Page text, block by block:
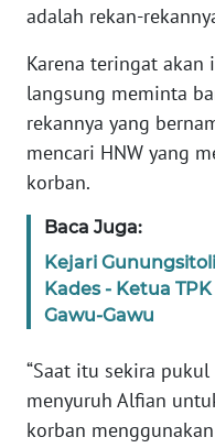
adalah rekan-
Karena teringat akan
langsung meminta
rekannya yang
mencari HNW yang
korban.
Baca Juga:
Kejari
Kades - Ketua
Gawu-Gawu
“Saat itu sekira
menyuruh Alfian
korban
BANTEN
WN
NTT
KEPRI
WN
PAPUA
WN
BARAT